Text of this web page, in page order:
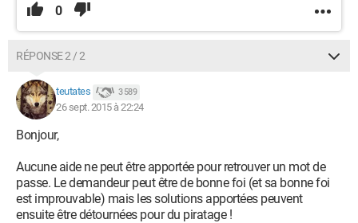
0
RÉPONSE 2 / 2
teutates 3 589
26 sept. 2015 à 22:24
Bonjour,
Aucune aide ne peut être apportée pour retrouver un mot de
passe. Le demandeur peut être de bonne foi (et sa bonne foi
est improuvable) mais les solutions apportées peuvent
ensuite être détournées pour du piratage !